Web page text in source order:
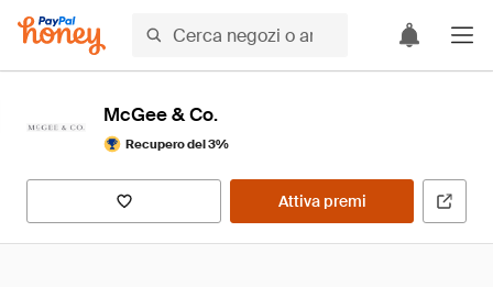
McGee & Co.
Recupero del 3%
Attiva premi